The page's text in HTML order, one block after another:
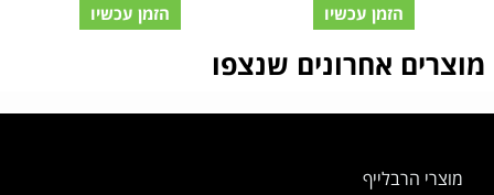
הזמן עכשיו הזמן עכשיו
מוצרים אחרונים שנצפו
מוצרי הרבלייף